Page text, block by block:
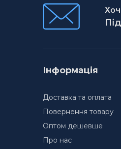
Інформація
Доставка та оплата
Повернення товару
Оптом дешевше
Про нас